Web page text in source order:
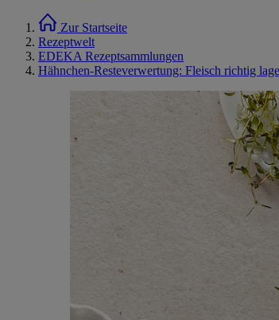
Zur Startseite
Rezeptwelt
EDEKA Rezeptsammlungen
Hähnchen-Resteverwertung: Fleisch richtig